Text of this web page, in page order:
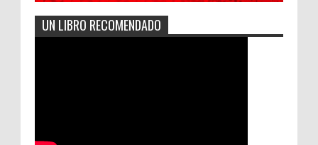
UN LIBRO RECOMENDADO